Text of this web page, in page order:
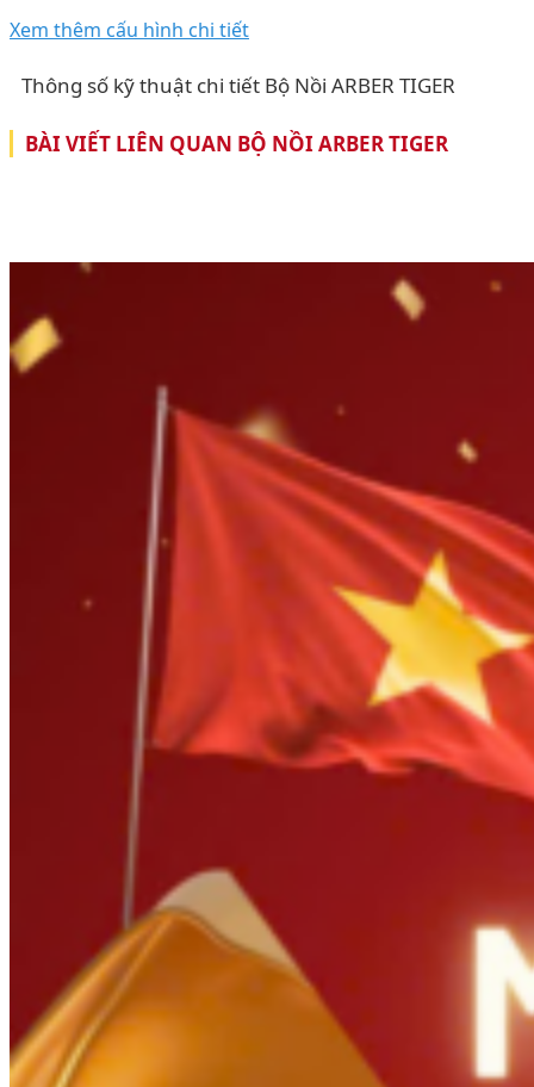
Xem thêm cấu hình chi tiết
Thông số kỹ thuật chi tiết Bộ Nồi ARBER TIGER
BÀI VIẾT LIÊN QUAN BỘ NỒI ARBER TIGER